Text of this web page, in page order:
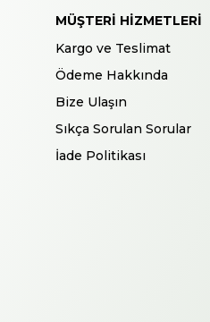
MÜŞTERI HIZMETLERI
Kargo ve Teslimat
Ödeme Hakkında
Bize Ulaşın
Sıkça Sorulan Sorular
İade Politikası